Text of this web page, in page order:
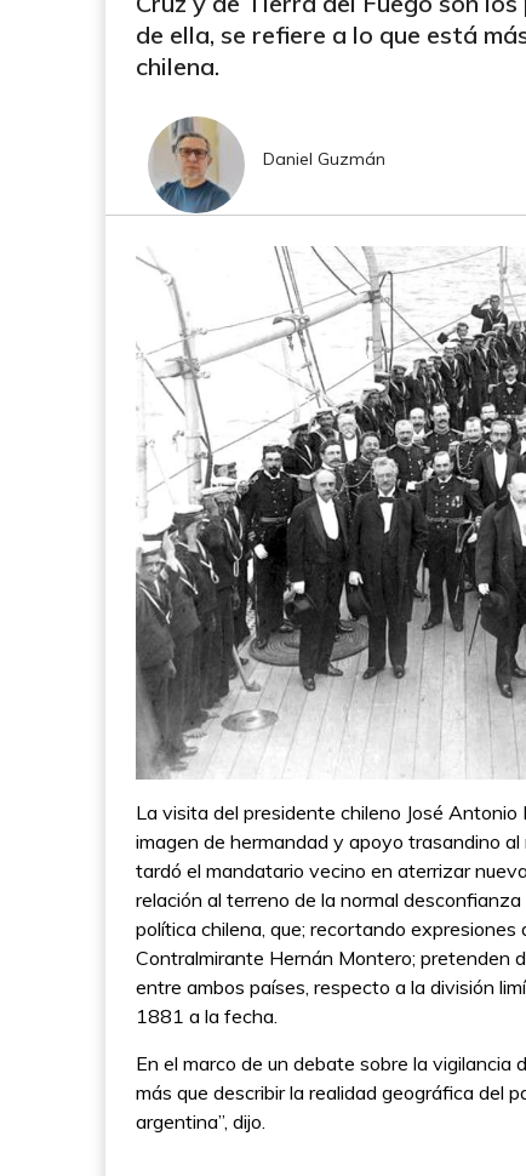
de ella, se refiere a lo que está
chilena.
Daniel Guzmán
La visita del presidente chileno José
imagen de hermandad y apoyo trasandino al
tardó el mandatario vecino en aterrizar
relación al terreno de la normal
política chilena, que; recortando
Contralmirante Hernán Montero; pretenden
entre ambos países, respecto a la división
1881 a la fecha.
En el marco de un debate sobre la
más que describir la realidad geográfica del
argentina”, dijo.